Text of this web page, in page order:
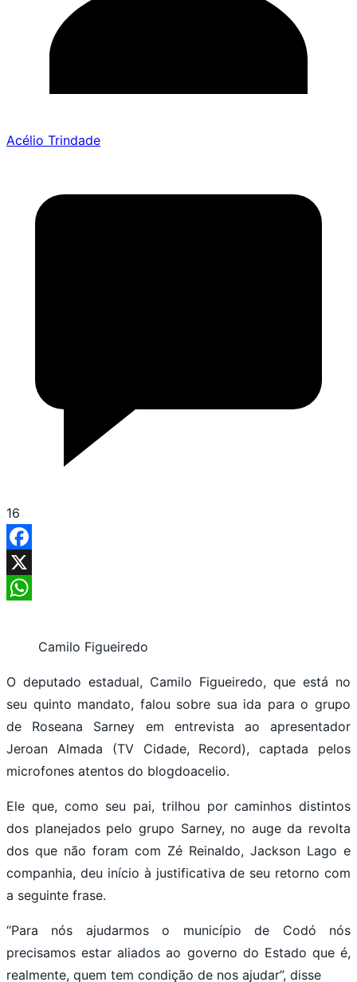
Acélio Trindade
16
Facebook
X
Camilo Figueiredo
O deputado estadual, Camilo Figueiredo, que está no
seu quinto mandato, falou sobre sua ida para o grupo
de Roseana Sarney em entrevista ao apresentador
Jeroan Almada (TV Cidade, Record), captada pelos
microfones atentos do blogdoacelio.
Ele que, como seu pai, trilhou por caminhos distintos
dos planejados pelo grupo Sarney, no auge da revolta
dos que não foram com Zé Reinaldo, Jackson Lago e
companhia, deu início à justificativa de seu retorno com
a seguinte frase.
“Para nós ajudarmos o município de Codó nós
precisamos estar aliados ao governo do Estado que é,
realmente, quem tem condição de nos ajudar”, disse